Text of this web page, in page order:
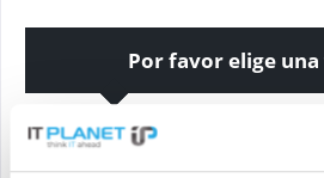
Por favor elige
Estado del artículo